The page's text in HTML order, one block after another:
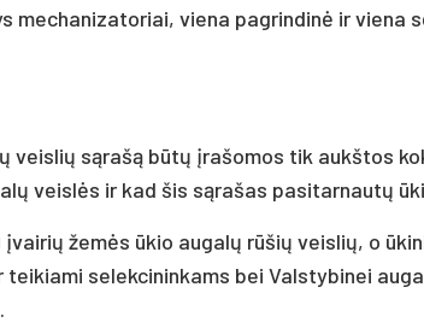
mechanizatoriai, viena pagrindinė ir viena
veislių sąrašą būtų įrašomos tik aukštos
veislės ir kad šis sąrašas pasitarnautų
žemės ūkio augalų rūšių veislių, o
selekcininkams bei Valstybinei